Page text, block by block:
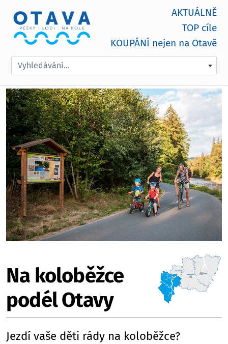
Vyhledávání...
AKTUÁLNĚ
TOP cíle
KOUPÁNÍ nejen na Otavě
Na koloběžce
podél Otavy
Jezdí vaše děti rády na koloběžce?